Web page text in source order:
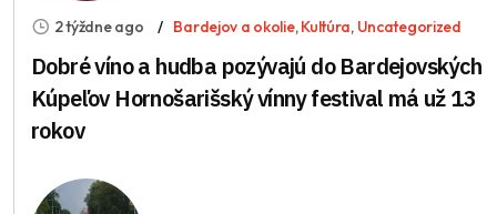
2 týždne ago Bardejov a okolie,Kultúra, Uncategorized
Dobré víno a hudba pozývajú do Bardejovských
Kúpeľov Hornošarišský vínny festival má už 13
rokov